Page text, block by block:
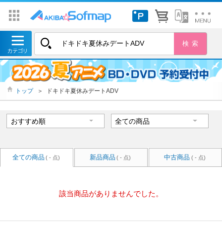
トップ ＞ ドキドキ夏休みデートADV
全ての商品 ( - 点) 新品商品 ( - 点) 中古商品 ( - 点)
該当商品がありませんでした。